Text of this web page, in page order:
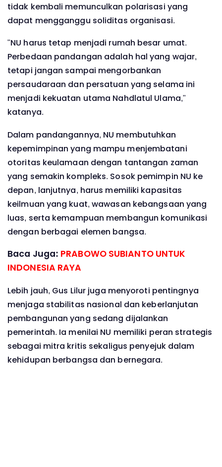
tidak kembali memunculkan polarisasi yang
dapat mengganggu soliditas organisasi.
"NU harus tetap menjadi rumah besar umat.
Perbedaan pandangan adalah hal yang wajar,
tetapi jangan sampai mengorbankan
persaudaraan dan persatuan yang selama ini
menjadi kekuatan utama Nahdlatul Ulama,"
katanya.
Dalam pandangannya, NU membutuhkan
kepemimpinan yang mampu menjembatani
otoritas keulamaan dengan tantangan zaman
yang semakin kompleks. Sosok pemimpin NU ke
depan, lanjutnya, harus memiliki kapasitas
keilmuan yang kuat, wawasan kebangsaan yang
luas, serta kemampuan membangun komunikasi
dengan berbagai elemen bangsa.
Baca Juga: PRABOWO SUBIANTO UNTUK
INDONESIA RAYA
Lebih jauh, Gus Lilur juga menyoroti pentingnya
menjaga stabilitas nasional dan keberlanjutan
pembangunan yang sedang dijalankan
pemerintah. Ia menilai NU memiliki peran strategis
sebagai mitra kritis sekaligus penyejuk dalam
kehidupan berbangsa dan bernegara.